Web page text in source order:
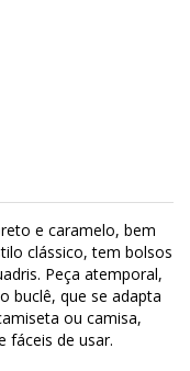
e caramelo, bem
clássico, tem bolsos
Peça atemporal,
buclê, que se adapta
ou camisa,
fáceis de usar.